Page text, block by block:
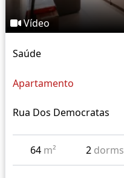
Vídeo
Saúde
Apartamento
Rua Dos Democratas
64 m² 2 dorms